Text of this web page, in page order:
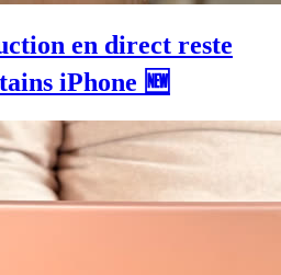
en direct reste
iPhone 🆕